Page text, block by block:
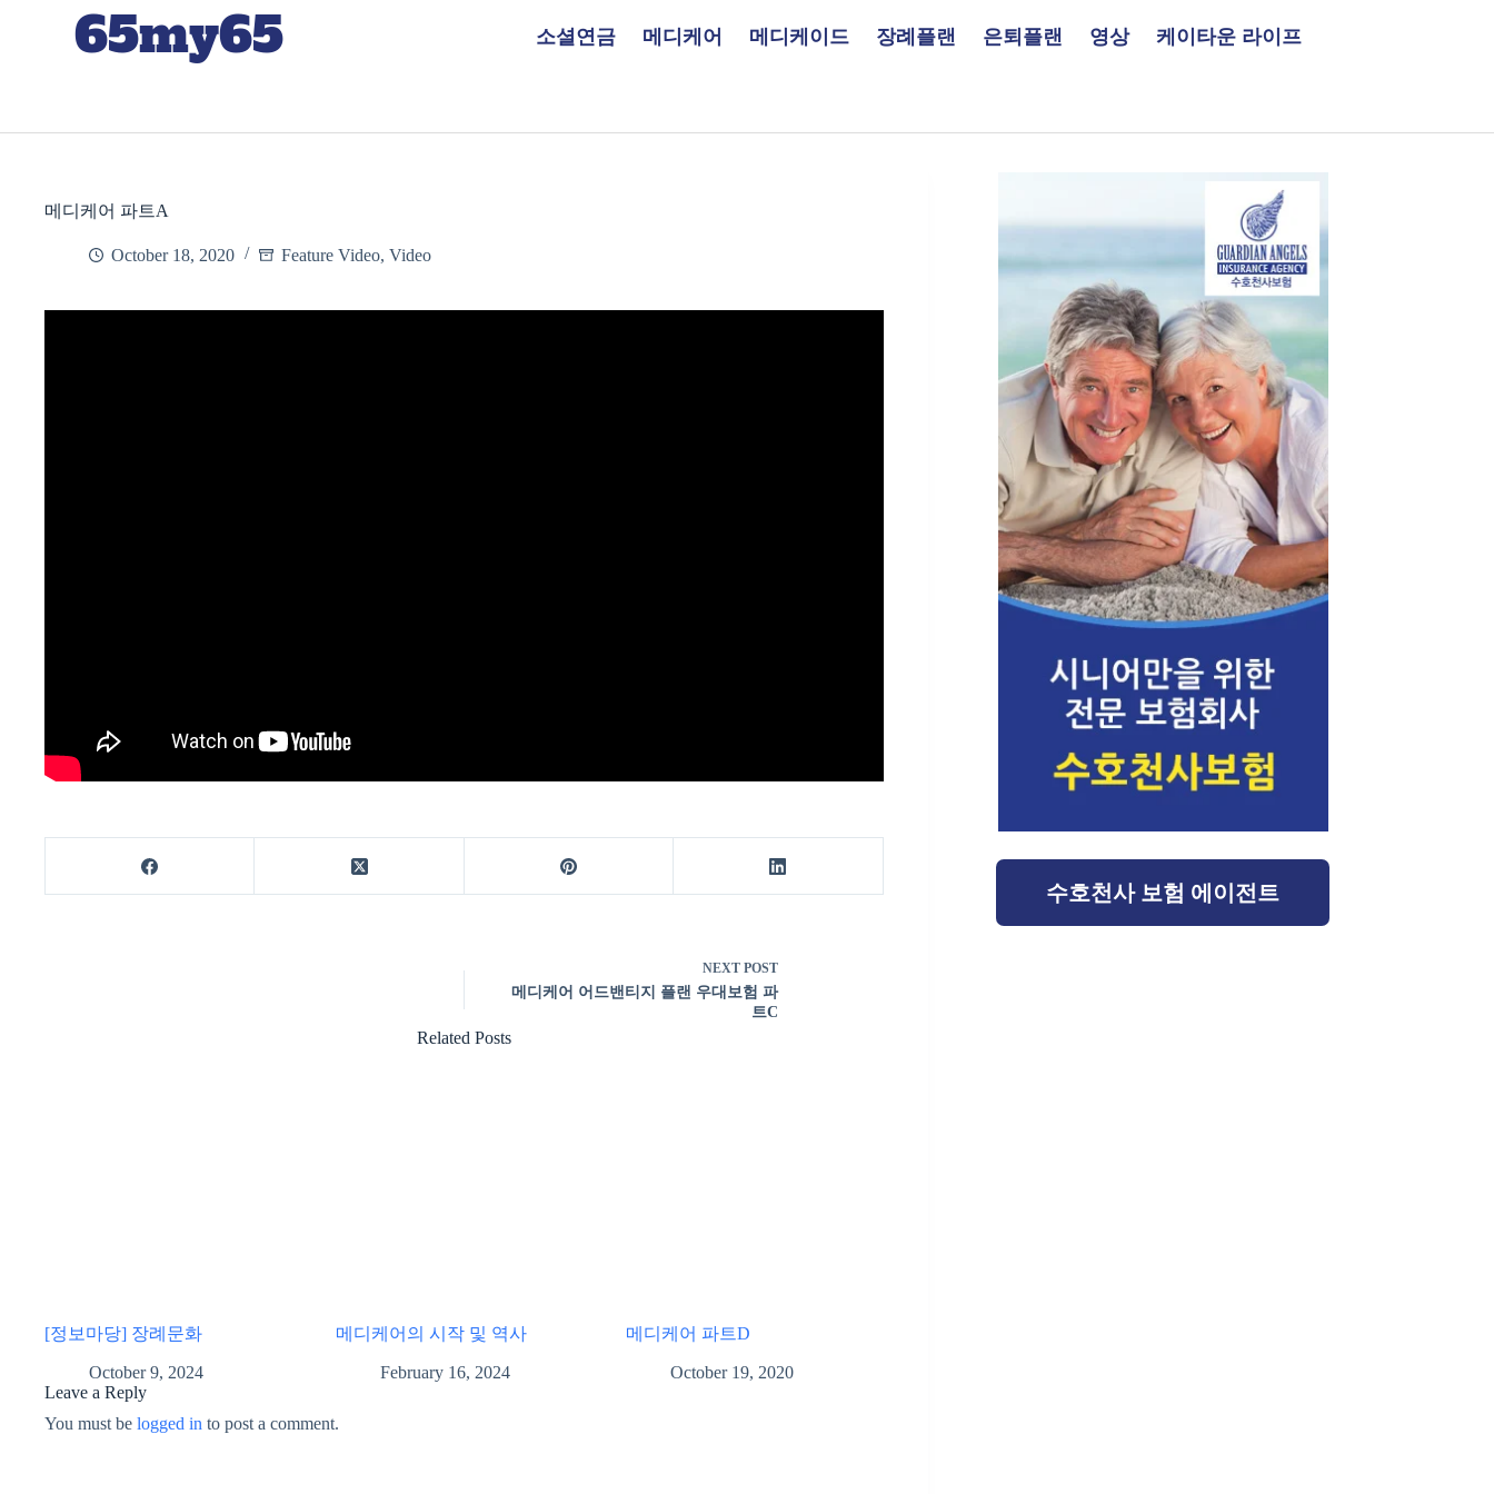
65my65 소셜연금 메디케어 메디케이드 장례플랜 은퇴플랜 영상 케이타운 라이프
메디케어 파트A
October 18, 2020 Feature Video, Video
NEXT POST
메디케어 어드밴티지 플랜 우대보험 파
트C
Related Posts
[정보마당] 장례문화
October 9, 2024
메디케어의 시작 및 역사
February 16, 2024
메디케어 파트D
October 19, 2020
Leave a Reply
You must be logged in to post a comment.
수호천사 보험 에이전트